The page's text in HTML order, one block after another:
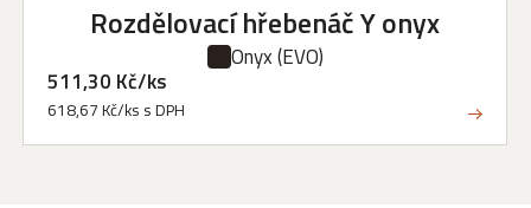
Rozdělovací hřebenáč Y onyx
Onyx(EVO)
511,30 Kč/ks
618,67 Kč/ks s DPH